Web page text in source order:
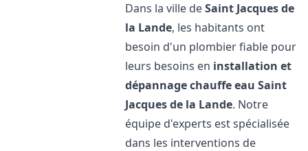
Dans la ville deSaint Jacques de
la Lande, les habitants ont
besoin d'un plombier fiable pour
leurs besoins en installation et
dépannage chauffe eau Saint
Jacques de la Lande. Notre
équipe d'experts est spécialisée
dans les interventions de